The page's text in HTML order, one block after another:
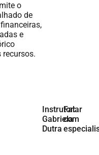
o
de
e
Instrutor:
Gabriela
Dutra
Falar
com